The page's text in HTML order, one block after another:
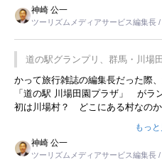
神崎 公一
ツーリズムメディアサービス編集長
道の駅グランプリ、群馬・川場
かって旅行雑誌の編集長だった際
「道の駅 川場田園プラザ」 がラ
初は川場村？ どこにある村なの
永井 彰一社長にインタビューした
した。プレゼンも巧みで、今でも
は、従業員に東京ディズニーラン
の何かを理解してもらっているこ
もっ
神崎 公一
ツーリズムメディアサービス編集長